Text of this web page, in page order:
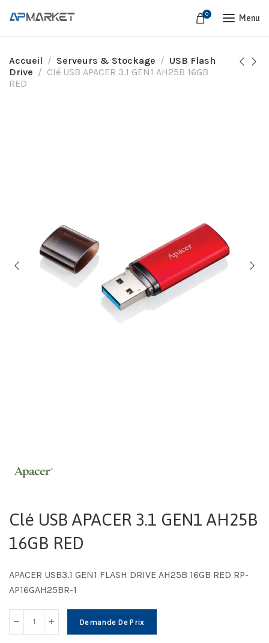
0 Menu
Accueil Serveurs & Stockage
USB Flash
Drive
Clé USB APACER 3.1 GEN1 AH25B 16GB
RED
Clé USB APACER 3.1 GEN1 AH25B
16GB RED
APACER USB3.1 GEN1 FLASH DRIVE AH25B 16GB RED RP-
AP16GAH25BR-1
Demande De Prix